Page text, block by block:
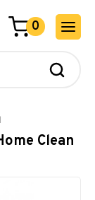
0
Clean